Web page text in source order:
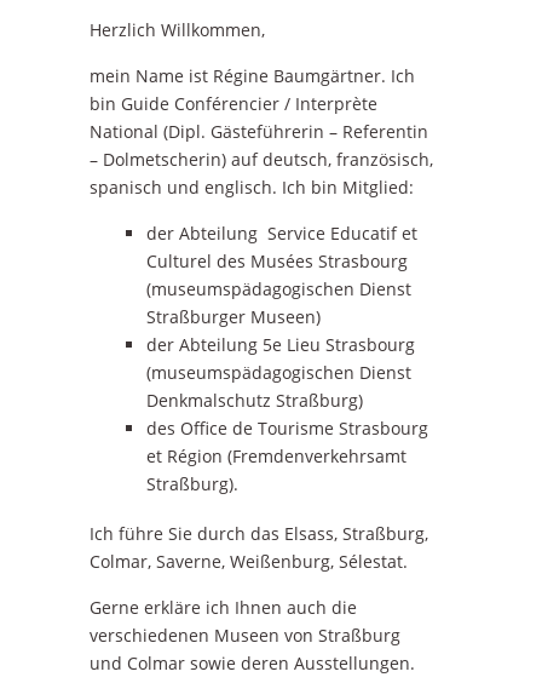
Herzlich Willkommen,
mein Name ist Régine Baumgärtner. Ich
bin Guide Conférencier / Interprète
National (Dipl. Gästeführerin – Referentin
– Dolmetscherin) auf deutsch, französisch,
spanisch und englisch. Ich bin Mitglied:
der Abteilung Service Educatif et
Culturel des Musées Strasbourg
(museumspädagogischen Dienst
Straßburger Museen)
der Abteilung 5e Lieu Strasbourg
(museumspädagogischen Dienst
Denkmalschutz Straßburg)
des Office de Tourisme Strasbourg
et Région (Fremdenverkehrsamt
Straßburg).
Ich führe Sie durch das Elsass, Straßburg,
Colmar, Saverne, Weißenburg, Sélestat.
Gerne erkläre ich Ihnen auch die
verschiedenen Museen von Straßburg
und Colmar sowie deren Ausstellungen.